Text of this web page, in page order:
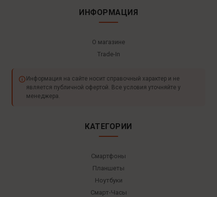
ИНФОРМАЦИЯ
О магазине
Trade-In
Информация на сайте носит справочный характер и не
является публичной офертой. Все условия уточняйте у
менеджера.
КАТЕГОРИИ
Смартфоны
Планшеты
Ноутбуки
Смарт-Часы